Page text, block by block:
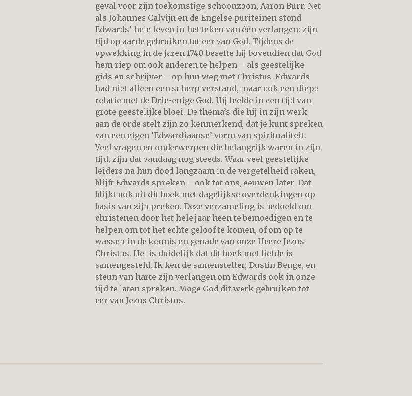
geval voor zijn toekomstige schoonzoon, Aaron Burr. Net
als Johannes Calvijn en de Engelse puriteinen stond
Edwards’ hele leven in het teken van één verlangen: zijn
tijd op aarde gebruiken tot eer van God. Tijdens de
opwekking in de jaren 1740 besefte hij bovendien dat God
hem riep om ook anderen te helpen – als geestelijke
gids en schrijver – op hun weg met Christus. Edwards
had niet alleen een scherp verstand, maar ook een diepe
relatie met de Drie-enige God. Hij leefde in een tijd van
grote geestelijke bloei. De thema’s die hij in zijn werk
aan de orde stelt zijn zo kenmerkend, dat je kunt spreken
van een eigen ‘Edwardiaanse’ vorm van spiritualiteit.
Veel vragen en onderwerpen die belangrijk waren in zijn
tijd, zijn dat vandaag nog steeds. Waar veel geestelijke
leiders na hun dood langzaam in de vergetelheid raken,
blijft Edwards spreken – ook tot ons, eeuwen later. Dat
blijkt ook uit dit boek met dagelijkse overdenkingen op
basis van zijn preken. Deze verzameling is bedoeld om
christenen door het hele jaar heen te bemoedigen en te
helpen om tot het echte geloof te komen, of om op te
wassen in de kennis en genade van onze Heere Jezus
Christus. Het is duidelijk dat dit boek met liefde is
samengesteld. Ik ken de samensteller, Dustin Benge, en
steun van harte zijn verlangen om Edwards ook in onze
tijd te laten spreken. Moge God dit werk gebruiken tot
eer van Jezus Christus.